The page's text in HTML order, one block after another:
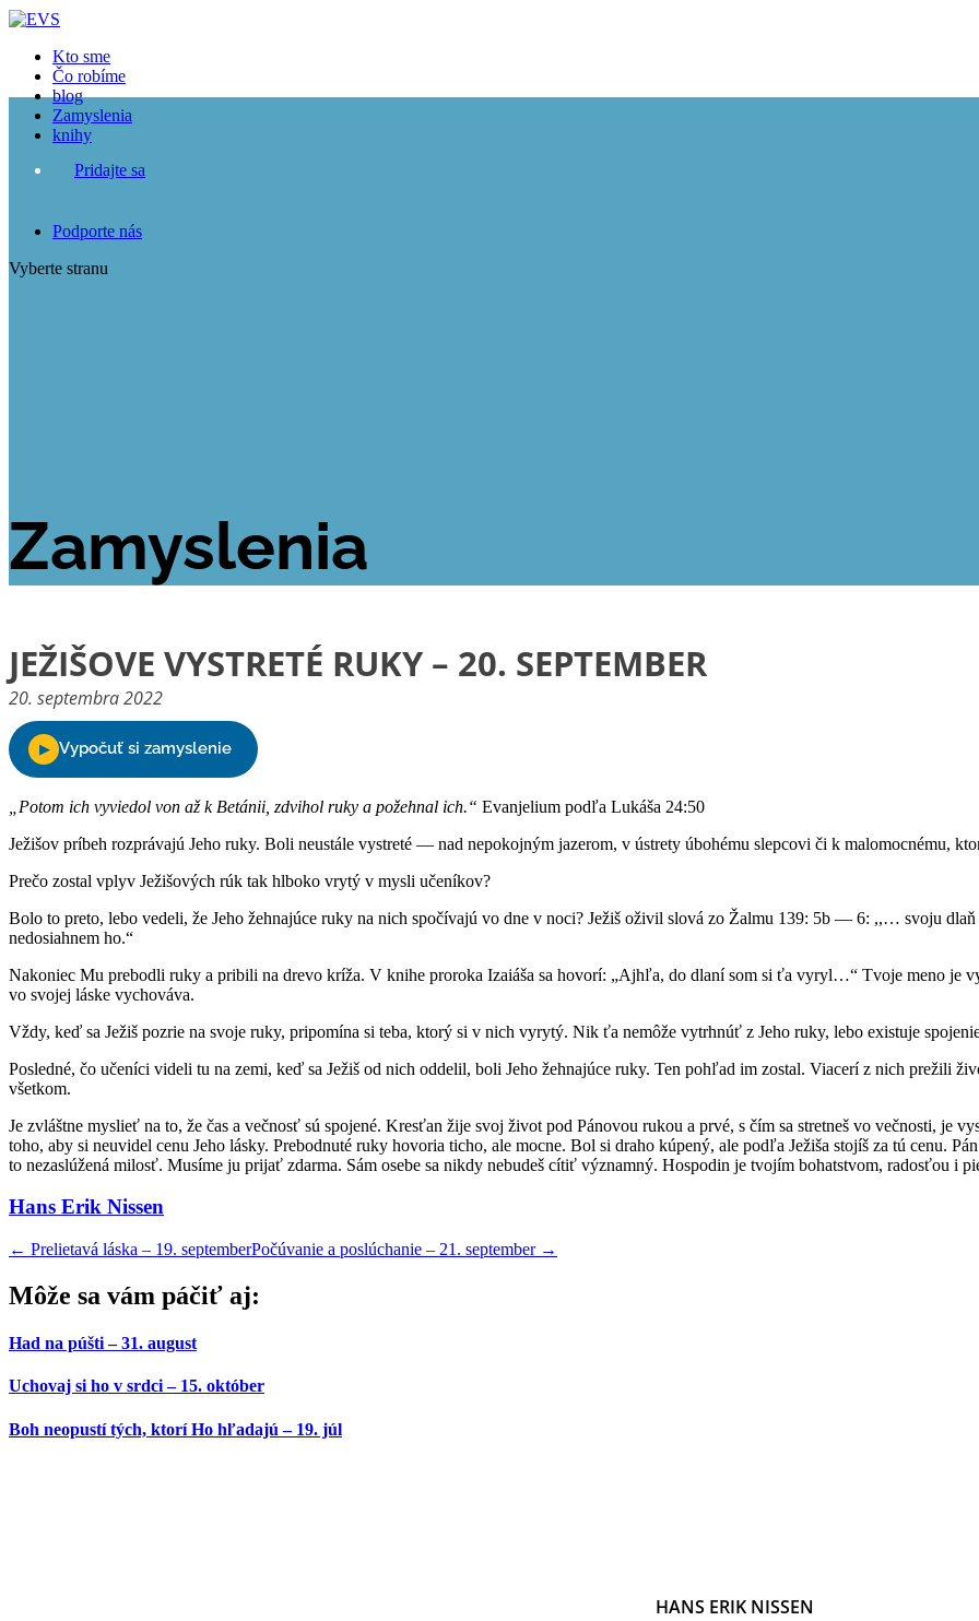
Kto sme
Čo robíme
blog
Zamyslenia
knihy
Pridajte sa
Podporte nás
Vyberte stranu
Zamyslenia
JEŽIŠOVE VYSTRETÉ RUKY – 20. SEPTEMBER
20. septembra 2022
„Potom ich vyviedol von až k Betánii, zdvihol ruky a požehnal ich.“ Evanjelium podľa Lukáša 24:50
Ježišov príbeh rozprávajú Jeho ruky. Boli neustále vystreté — nad nepokojným jazerom, v ústrety úbohému slepcovi či k malomocnému,
Prečo zostal vplyv Ježišových rúk tak hlboko vrytý v mysli učeníkov?
Bolo to preto, lebo vedeli, že Jeho žehnajúce ruky na nich spočívajú vo dne v noci? Ježiš oživil slová zo Žalmu 139: 5b — 6: ,,… svoju
nedosiahnem ho.“
Nakoniec Mu prebodli ruky a pribili na drevo kríža. V knihe proroka Izaiáša sa hovorí: „Ajhľa, do dlaní som si ťa vyryl…“ Tvoje meno je
vo svojej láske vychováva.
Vždy, keď sa Ježiš pozrie na svoje ruky, pripomína si teba, ktorý si v nich vyrytý. Nik ťa nemôže vytrhnúť z Jeho ruky, lebo existuje
Posledné, čo učeníci videli tu na zemi, keď sa Ježiš od nich oddelil, boli Jeho žehnajúce ruky. Ten pohľad im zostal. Viacerí z nich prežili
všetkom.
Je zvláštne myslieť na to, že čas a večnosť sú spojené. Kresťan žije svoj život pod Pánovou rukou a prvé, s čím sa stretneš vo večnosti, je
toho, aby si neuvidel cenu Jeho lásky. Prebodnuté ruky hovoria ticho, ale mocne. Bol si draho kúpený, ale podľa Ježiša stojíš za tú cenu.
to nezaslúžená milosť. Musíme ju prijať zdarma. Sám osebe sa nikdy nebudeš cítiť významný. Hospodin je tvojím bohatstvom, radosťou i
Hans Erik Nissen
← Prelietavá láska – 19. septemberPočúvanie a poslúchanie – 21. september →
Môže sa vám páčiť aj:
Had na púšti – 31. august
Uchovaj si ho v srdci – 15. október
Boh neopustí tých, ktorí Ho hľadajú – 19. júl
HANS ERIK NISSEN